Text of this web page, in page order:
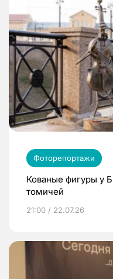
Фоторепортажи
Кованые фигуры у
томичей
21:00 / 22.07.26